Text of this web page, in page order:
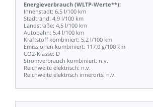
Energieverbrauch (WLTP-Werte**):
Innenstadt: 6,5 l/100 km
Stadtrand: 4,9 l/100 km
Landstraße: 4,5 l/100 km
Autobahn: 5,4 l/100 km
Kraftstoff kombiniert: 5,2 l/100 km
Emissionen kombiniert: 117,0 g/100 km
CO2-Klasse: D
Stromverbrauch kombiniert: n.v.
Reichweite elektrisch: n.v.
Reichweite elektrisch innerorts: n.v.